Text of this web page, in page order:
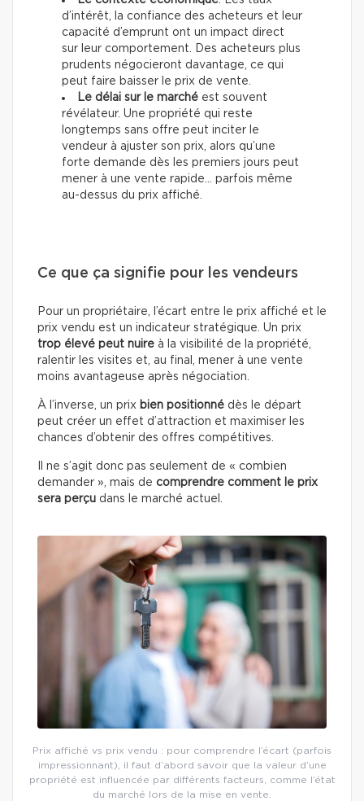
d’intérêt, la confiance des acheteurs et leur
capacité d’emprunt ont un impact direct
sur leur comportement. Des acheteurs plus
prudents négocieront davantage, ce qui
peut faire baisser le prix de vente.
Le délai sur le marché est souvent
révélateur. Une propriété qui reste
longtemps sans offre peut inciter le
vendeur à ajuster son prix, alors qu’une
forte demande dès les premiers jours peut
mener à une vente rapide… parfois même
au-dessus du prix affiché.
Ce que ça signifie pour les vendeurs
Pour un propriétaire, l’écart entre le prix affiché et le
prix vendu est un indicateur stratégique. Un prix
trop élevé peut nuire à la visibilité de la propriété,
ralentir les visites et, au final, mener à une vente
moins avantageuse après négociation.
À l’inverse, un prix bien positionné dès le départ
peut créer un effet d’attraction et maximiser les
chances d’obtenir des offres compétitives.
Il ne s’agit donc pas seulement de « combien
demander », mais de comprendre comment le prix
sera perçu dans le marché actuel.
Prix affiché vs prix vendu : pour comprendre l’écart (parfois
impressionnant), il faut d’abord savoir que la valeur d’une
propriété est influencée par différents facteurs, comme l’état
du marché lors de la mise en vente.